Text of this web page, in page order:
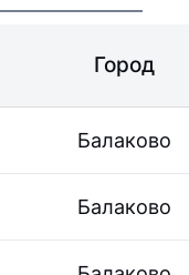
Город
Балаково
Балаково